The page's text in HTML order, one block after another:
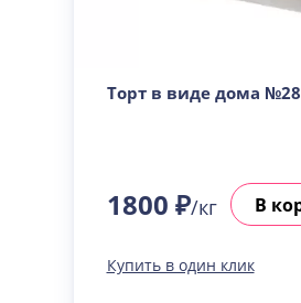
Торт в виде дома
1800 ₽/кг В
Купить в один клик